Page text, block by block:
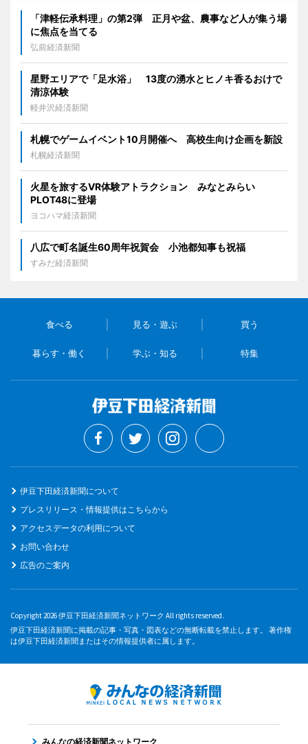
「津軽伝承料理」の第2弾 正月や盆、農事など人が集う場
に焦点を当てる
弘前経済新聞
星野エリアで「足水浴」 13度の湧水とヒノキ香るおけで
清涼体験
軽井沢経済新聞
札幌でゲームイベント10月開催へ 高校生向け企画を新設
札幌経済新聞
火星を旅するVR体験アトラクション みなとみらい
PLOT48に登場
ヨコハマ経済新聞
八広で町名誕生60周年祝賀会 小池都知事も祝福
すみだ経済新聞
食べる 見る・遊ぶ 買う
暮らす・働く 学ぶ・知る 特集
伊豆下田経済新聞について
プレスリリース・情報提供はこちらから
アクセスデータの利用について
お問い合わせ
広告のご案内
Copyright 2026 伊豆下田経済新聞ネットワーク All rights reserved.
伊豆下田経済新聞に掲載の記事・写真・図表などの無断転載を禁止します。 著作権
は伊豆下田経済新聞またはその情報提供者に属します。
みんなの経済新聞ネットワーク